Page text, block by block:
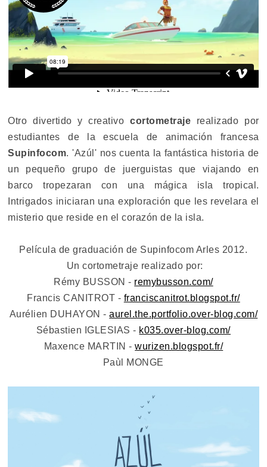
Otro divertido y creativocortometraje realizado por
estudiantes de la escuela de animación francesa
Supinfocom. 'Azúl' nos cuenta la fantástica historia de
un pequeño grupo de juerguistas que viajando en
barco tropezaran con una mágica isla tropical.
Intrigados iniciaran una exploración que les revelara el
misterio que reside en el corazón de la isla.
Película de graduación de Supinfocom Arles 2012.
Un cortometraje realizado por:
Rémy BUSSON - remybusson.com/
Francis CANITROT - franciscanitrot.blogspot.fr/
Aurélien DUHAYON -aurel.the.portfolio.over-blog.com/
Sébastien IGLESIAS - k035.over-blog.com/
Maxence MARTIN -wurizen.blogspot.fr/
Paùl MONGE